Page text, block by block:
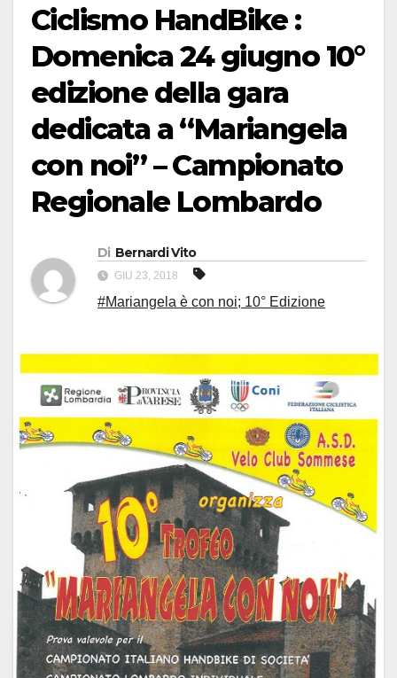
Ciclismo HandBike :
Domenica 24 giugno 10°
edizione della gara
dedicata a “Mariangela
con noi” – Campionato
Regionale Lombardo
Di Bernardi Vito
GIU 23, 2018
#Mariangela è con noi; 10° Edizione